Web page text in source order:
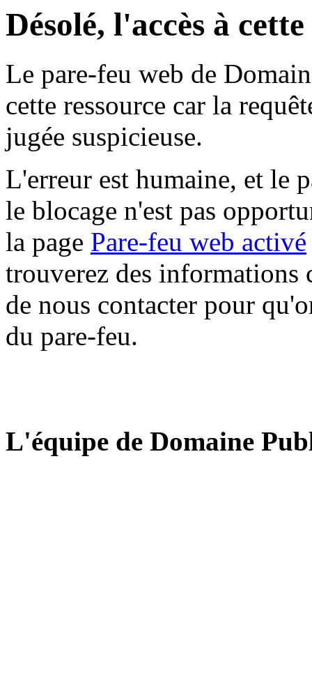
Désolé, l'accès à
Le pare-feu web de
cette ressource car la
jugée suspicieuse.
L'erreur est humaine, et le
le blocage n'est pas
la page Pare-feu web activé
trouverez des informations
de nous contacter pour
du pare-feu.
L'équipe de Domaine